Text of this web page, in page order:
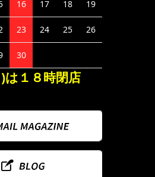
16 17 18 19
23 24 25 26
30
は１８時閉店